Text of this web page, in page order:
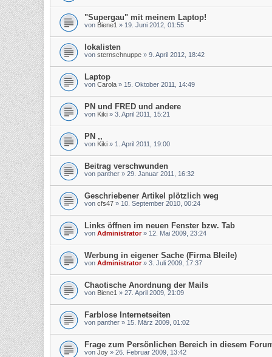
"Supergau" mit meinem Laptop!
von Biene1 » 19. Juni 2012, 01:55
lokalisten
von sternschnuppe » 9. April 2012, 18:42
Laptop
von Carola » 15. Oktober 2011, 14:49
PN und FRED und andere
von Kiki » 3. April 2011, 15:21
PN ,,
von Kiki » 1. April 2011, 19:00
Beitrag verschwunden
von panther » 29. Januar 2011, 16:32
Geschriebener Artikel plötzlich weg
von cfs47 » 10. September 2010, 00:24
Links öffnen im neuen Fenster bzw. Tab
von Administrator» 12. Mai 2009, 23:24
Werbung in eigener Sache (Firma Bleile)
von Administrator» 3. Juli 2009, 17:37
Chaotische Anordnung der Mails
von Biene1 » 27. April 2009, 21:09
Farblose Internetseiten
von panther » 15. März 2009, 01:02
Frage zum Persönlichen Bereich in diesem
von Joy » 26. Februar 2009, 13:42